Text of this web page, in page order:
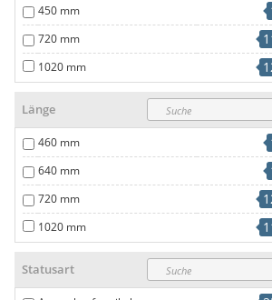
450 mm
720 mm
1020 mm
Länge
460 mm
640 mm
720 mm
1020 mm
Statusart